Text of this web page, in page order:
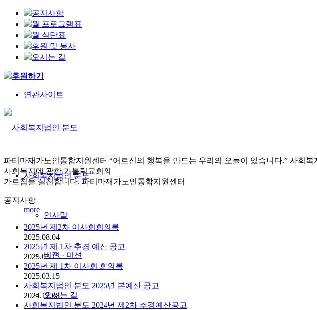
공지사항
월 프로그램표
월 식단표
후원 및 봉사
오시는 길
후원하기
연관사이트
사회복지법인 분도
인사말
비젼 · 미션
오시는 길
파티마재가노인통합지원센터 “어르신의 행복을 만드는 우리의 오늘이 있습니다.” 사회복
사회복지에 관한 가톨릭교회의
가르침을 실천합니다. 파티마재가노인통합지원센터
공지사항
more
2025년 제2차 이사회회의록
2025.08.04
2025년 제 1차 추경 예산 공고
2025.03.15
2025년 제 1차 이사회 회의록
2025.03.15
사회복지법인 분도 2025년 본예산 공고
2024.12.08
사회복지법인 분도 2024년 제2차 추경예산공고